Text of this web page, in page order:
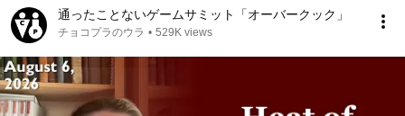
通ったことないゲームサミット「オーバークック」
チョコプラのウラ • 529K views